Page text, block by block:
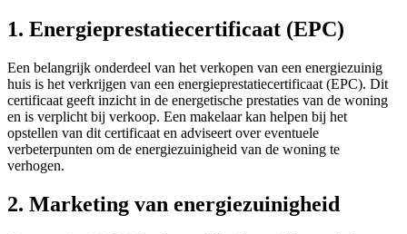
1. Energieprestatiecertificaat (EPC)
Een belangrijk onderdeel van het verkopen van een energiezuinig
huis is het verkrijgen van een energieprestatiecertificaat (EPC). Dit
certificaat geeft inzicht in de energetische prestaties van de woning
en is verplicht bij verkoop. Een makelaar kan helpen bij het
opstellen van dit certificaat en adviseert over eventuele
verbeterpunten om de energiezuinigheid van de woning te
verhogen.
2. Marketing van energiezuinigheid